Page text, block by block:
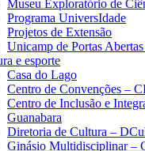
Museu Exploratório de
Programa UniversIdade
Projetos de Extensão
Unicamp de Portas
e esporte
Casa do Lago
Centro de Convenções –
Centro de Inclusão e
Guanabara
Diretoria de Cultura –
Ginásio Multidisciplinar –